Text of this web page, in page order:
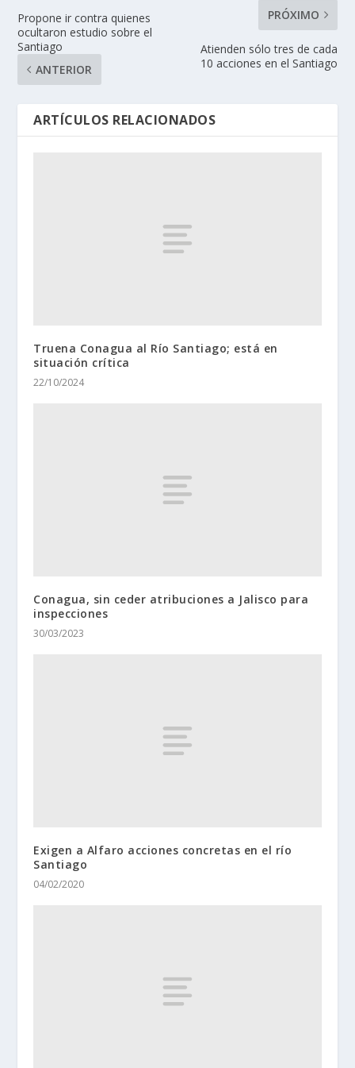
Propone ir contra quienes
ocultaron estudio sobre el
Santiago
ANTERIOR
PRÓXIMO
Atienden sólo tres de cada
10 acciones en el Santiago
ARTÍCULOS RELACIONADOS
Truena Conagua al Río Santiago; está en
situación crítica
22/10/2024
Conagua, sin ceder atribuciones a Jalisco para
inspecciones
30/03/2023
Exigen a Alfaro acciones concretas en el río
Santiago
04/02/2020